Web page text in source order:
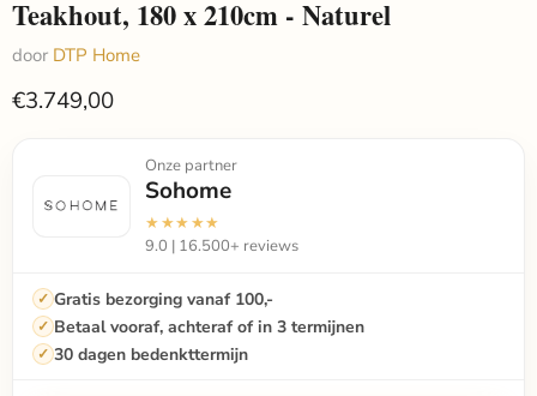
Teakhout, 180 x 210cm - Naturel
door DTP Home
€3.749,00
Onze partner
Sohome
★★★★★
9.0 | 16.500+ reviews
Gratis bezorging vanaf 100,-
Betaal vooraf, achteraf of in 3 termijnen
30 dagen bedenkttermijn